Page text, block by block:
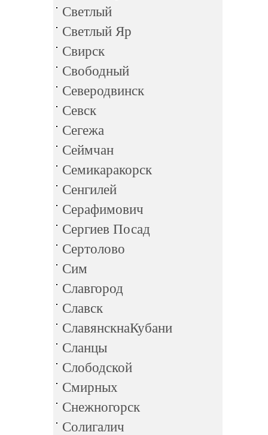
Светлый
Светлый Яр
Свирск
Свободный
Северодвинск
Севск
Сегежа
Сеймчан
Семикаракорск
Сенгилей
Серафимович
Сергиев Посад
Сертолово
Сим
Славгород
Славск
СлавянскнаКубани
Сланцы
Слободской
Смирных
Снежногорск
Солигалич